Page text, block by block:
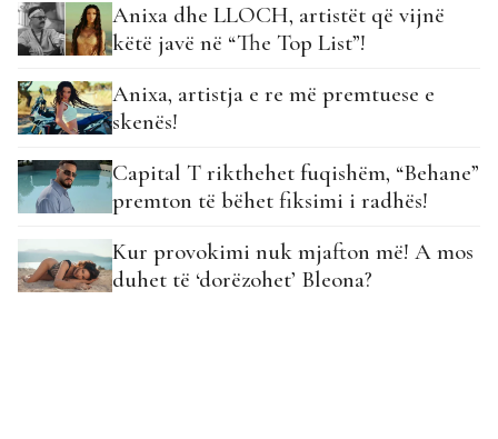
Anixa dhe LLOCH, artistët që vijnë
këtë javë në “The Top List”!
Anixa, artistja e re më premtuese e
skenës!
Capital T rikthehet fuqishëm, “Behane”
premton të bëhet fiksimi i radhës!
Kur provokimi nuk mjafton më! A mos
duhet të ‘dorëzohet’ Bleona?